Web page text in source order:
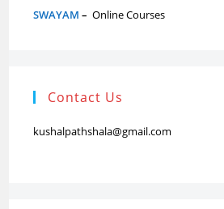
SWAYAM – Online Courses
Contact Us
kushalpathshala@gmail.com